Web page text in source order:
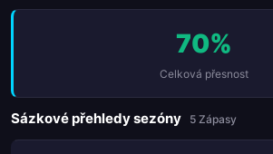
70%
Celková přesnost
Sázkové přehledy sezóny 5 Zápasy